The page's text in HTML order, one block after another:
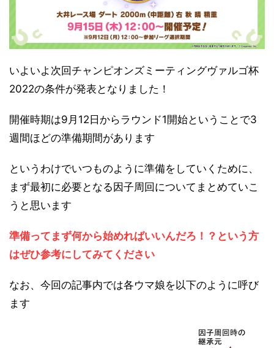
いよいよ次回チャンピオンズミーティングヴァルゴ杯
2022の条件が発表となりました！
開催時期は9月12日からラウンド1開始ということで3
週間ほどの準備期間があります
というわけでいつものように準備をしていくために、
まず最初に必要となる因子周回についてまとめていこ
うと思います
準備ってまず何から始めればいいんだろ！？という方
はぜひ参考にしてみてください
なお、今回の記事内では各ウマ娘を以下のように呼び
ます